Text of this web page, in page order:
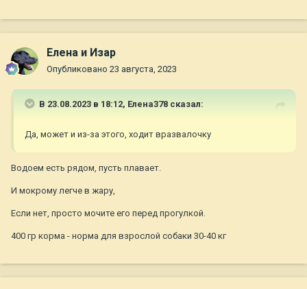
Елена и Изар
Опубликовано 23 августа, 2023
В 23.08.2023 в 18:12, Елена378 сказал:
Да, может и из-за этого, ходит вразвалочку
Водоем есть рядом, пусть плавает.
И мокрому легче в жару,
Если нет, просто мочите его перед прогулкой.
400 гр корма - норма для взрослой собаки 30-40 кг